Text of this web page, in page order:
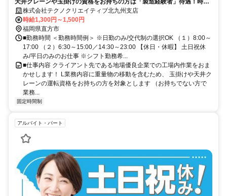
1300円～1500円
株式会社テクノクリエイティブ北九州支店
時給1,300円～1,500円
福岡県直方市
■勤務時間 ＜勤務時間例＞ ※日勤のみ/交代制の選択OK （１）8:00～
17:00 （２）6:30～15:00／14:30～23:00 【休日・休暇】 土日祝休
み/平日のみのお仕事 ※シフト勤務希...
■仕事内容 クライアント先である地場優良企業での工場内作業をおま
かせします！ L業務内容に重量物の移動を含むため、 玉掛けや天井ク
レーンの運転資格をお持ちの方を対象とします （お持ちでない方で
業務...
固定時間制
アルバイト・パート